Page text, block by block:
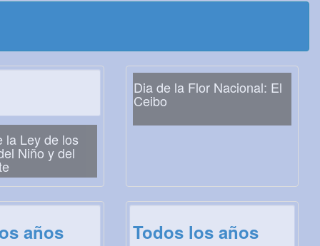
la Ley de los
Niño y del
Dia de la Flor Nacional: El
Ceibo
años Todos los años